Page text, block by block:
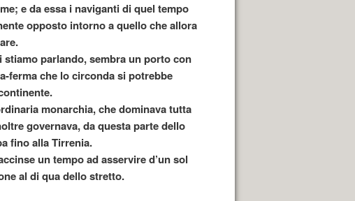
e da essa i naviganti di quel tempo
opposto intorno a quello che allora
parlando, sembra un porto con
ferma che lo circonda si potrebbe
monarchia, che dominava tutta
governava, da questa parte dello
fino alla Tirrenia.
un tempo ad asservire d’un sol
al di qua dello stretto.